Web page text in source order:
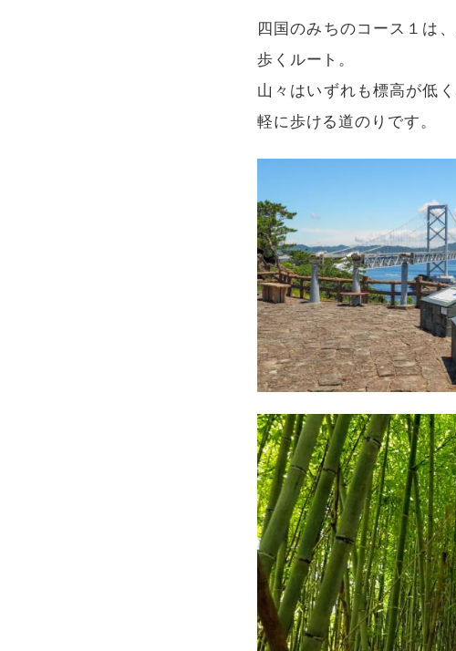
四国のみちのコース１は
歩くルート。
山々はいずれも標高が低
軽に歩ける道のりです。